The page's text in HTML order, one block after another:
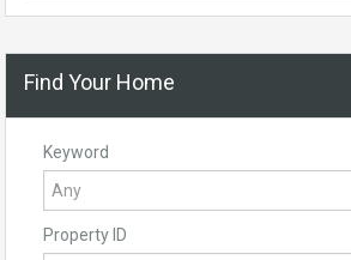
Find Your Home
Keyword
Property ID